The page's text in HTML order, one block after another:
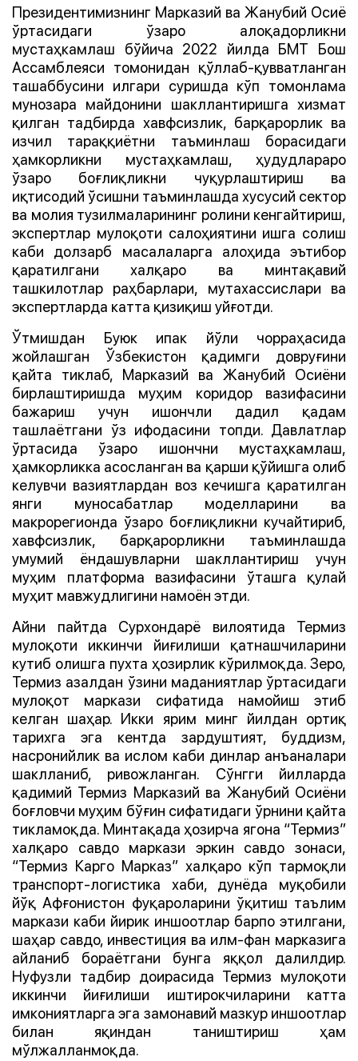
Президентимизнинг Марказий ва Жанубий Осиё
ўртасидаги ўзаро алоқадорликни
мустаҳкамлаш бўйича 2022 йилда БМТ Бош
Ассамблеяси томонидан қўллаб-қувватланган
ташаббусини илгари суришда кўп томонлама
мунозара майдонини шакллантиришга хизмат
қилган тадбирда хавфсизлик, барқарорлик ва
изчил тараққиётни таъминлаш борасидаги
ҳамкорликни мустаҳкамлаш, ҳудудлараро
ўзаро боғлиқликни чуқурлаштириш ва
иқтисодий ўсишни таъминлашда хусусий сектор
ва молия тузилмаларининг ролини кенгайтириш,
экспертлар мулоқоти салоҳиятини ишга солиш
каби долзарб масалаларга алоҳида эътибор
қаратилгани халқаро ва минтақавий
ташкилотлар раҳбарлари, мутахассислари ва
экспертларда катта қизиқиш уйғотди.
Ўтмишдан Буюк ипак йўли чорраҳасида
жойлашган Ўзбекистон қадимги довруғини
қайта тиклаб, Марказий ва Жанубий Осиёни
бирлаштиришда муҳим коридор вазифасини
бажариш учун ишончли дадил қадам
ташлаётгани ўз ифодасини топди. Давлатлар
ўртасида ўзаро ишончни мустаҳкамлаш,
ҳамкорликка асосланган ва қарши қўйишга олиб
келувчи вазиятлардан воз кечишга қаратилган
янги муносабатлар моделларини ва
макрорегионда ўзаро боғлиқликни кучайтириб,
хавфсизлик, барқарорликни таъминлашда
умумий ёндашувларни шакллантириш учун
муҳим платформа вазифасини ўташга қулай
муҳит мавжудлигини намоён этди.
Айни пайтда Сурхондарё вилоятида Термиз
мулоқоти иккинчи йиғилиши қатнашчиларини
кутиб олишга пухта ҳозирлик кўрилмоқда. Зеро,
Термиз азалдан ўзини маданиятлар ўртасидаги
мулоқот маркази сифатида намойиш этиб
келган шаҳар. Икки ярим минг йилдан ортиқ
тарихга эга кентда зардуштият, буддизм,
насронийлик ва ислом каби динлар анъаналари
шаклланиб, ривожланган. Сўнгги йилларда
қадимий Термиз Марказий ва Жанубий Осиёни
боғловчи муҳим бўғин сифатидаги ўрнини қайта
тикламоқда. Минтақада ҳозирча ягона “Термиз”
халқаро савдо маркази эркин савдо зонаси,
“Термиз Карго Марказ” халқаро кўп тармоқли
транспорт-логистика хаби, дунёда муқобили
йўқ Афғонистон фуқароларини ўқитиш таълим
маркази каби йирик иншоотлар барпо этилгани,
шаҳар савдо, инвестиция ва илм-фан марказига
айланиб бораётгани бунга яққол далилдир.
Нуфузли тадбир доирасида Термиз мулоқоти
иккинчи йиғилиши иштирокчиларини катта
имкониятларга эга замонавий мазкур иншоотлар
билан яқиндан таништириш ҳам
мўлжалланмоқда.